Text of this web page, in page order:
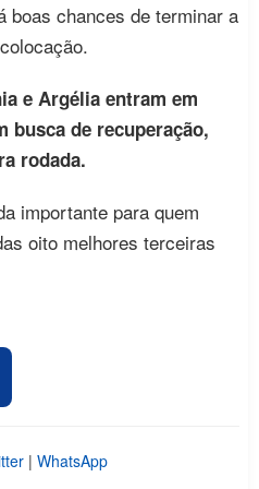
boas chances de terminar a
e Argélia entram em
busca de recuperação,
rodada.
importante para quem
oito melhores terceiras
| WhatsApp